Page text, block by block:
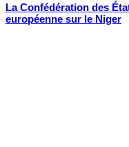
La Confédération des
européenne sur le Niger